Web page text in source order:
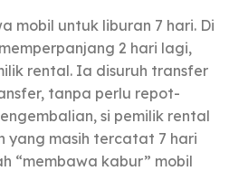
mobil untuk liburan 7 hari. Di
2 hari lagi,
rental. Ia disuruh transfer
tanpa perlu repot-
si pemilik rental
yang masih tercatat 7 hari
“membawa kabur” mobil